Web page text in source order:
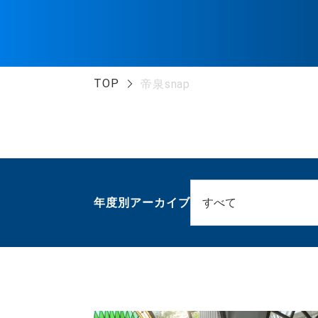
TOP 帝泉snap
年度別アーカイブ